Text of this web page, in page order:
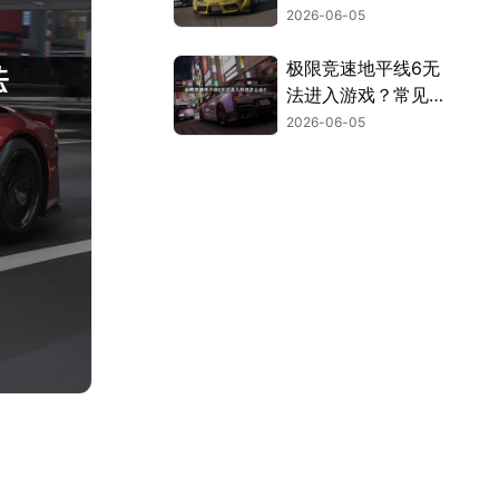
法与加速解决方案！
2026-06-05
极限竞速地平线6无
法进入游戏？常见原
因及解决方法汇总！
2026-06-05